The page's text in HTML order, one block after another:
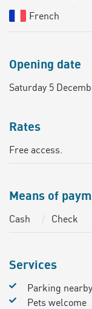
French
Opening date
Saturday 5
Rates
Free access.
Means of
Cash Check
Services
Parking nearby
Pets welcome